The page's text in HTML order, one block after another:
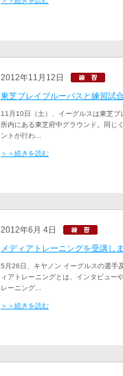
2012年11月12日
東芝ブレイブルーパスと練習試
11月10日（土）、イーグルスは東芝
所内にある東芝府中グラウンド。同じ
ントが行わ...
＞＞続きを読む
2012年6月 4日
メディアトレーニングを受講し
5月26日、キヤノン イーグルスの選手
ィアトレーニングとは、インタビュー
レーニング...
＞＞続きを読む